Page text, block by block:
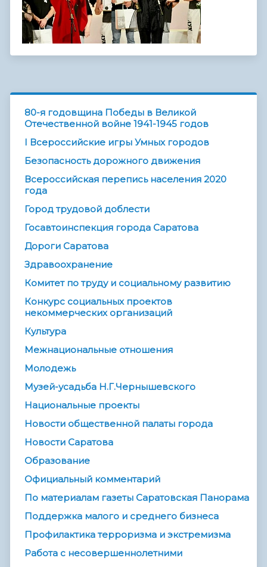
80-я годовщина Победы в Великой
Отечественной войне 1941-1945 годов
I Всероссийские игры Умных городов
Безопасность дорожного движения
Всероссийская перепись населения 2020
года
Город трудовой доблести
Госавтоинспекция города Саратова
Дороги Саратова
Здравоохранение
Комитет по труду и социальному развитию
Конкурс социальных проектов
некоммерческих организаций
Культура
Межнациональные отношения
Молодежь
Музей-усадьба Н.Г.Чернышевского
Национальные проекты
Новости общественной палаты города
Новости Саратова
Образование
Официальный комментарий
По материалам газеты Саратовская Панорама
Поддержка малого и среднего бизнеса
Профилактика терроризма и экстремизма
Работа с несовершеннолетними